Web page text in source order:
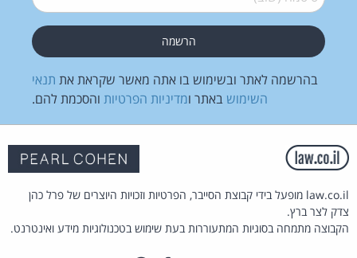
בהרשמה לאתר ובשימוש בו אתה מאשר שקראת את תנאי
השימוש באתר ומדיניות הפרטיות והסכמת להם.
law.co.il מופעל בידי קבוצת הסייבר, הפרטיות וזכויות היוצרים של פרל כהן
צדק לצר ברץ.
הקבוצה מתמחה בסוגיות המתעוררות בעת שימוש בטכנולוגיות מידע ואינטרנט.